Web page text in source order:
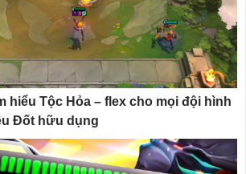
hiểu Tộc Hỏa – flex cho mọi đội hình
Đốt hữu dụng